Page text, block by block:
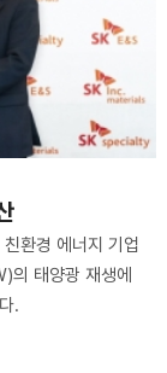
환경 에너지 기업
태양광 재생에
.